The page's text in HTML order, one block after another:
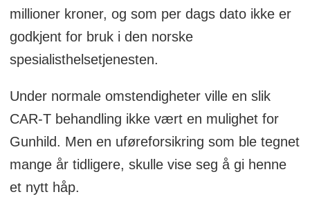
cellene i laboratoriet for å øke antallet.
Dette tar vanligvis noen uker.
Infusjon av CAR-T-celler: De modifiserte
T-cellene infunderes tilbake i pasientens
blodstrøm. Når de er tilbake i kroppen,
søker disse CAR-T-cellene ut og binder
seg til kreftcellene, og angriper og
ødelegger dem.
millioner kroner, og som per dags dato ikke er
godkjent for bruk i den norske
spesialisthelsetjenesten.
Under normale omstendigheter ville en slik
CAR-T behandling ikke vært en mulighet for
Gunhild. Men en uføreforsikring som ble tegnet
mange år tidligere, skulle vise seg å gi henne
et nytt håp.